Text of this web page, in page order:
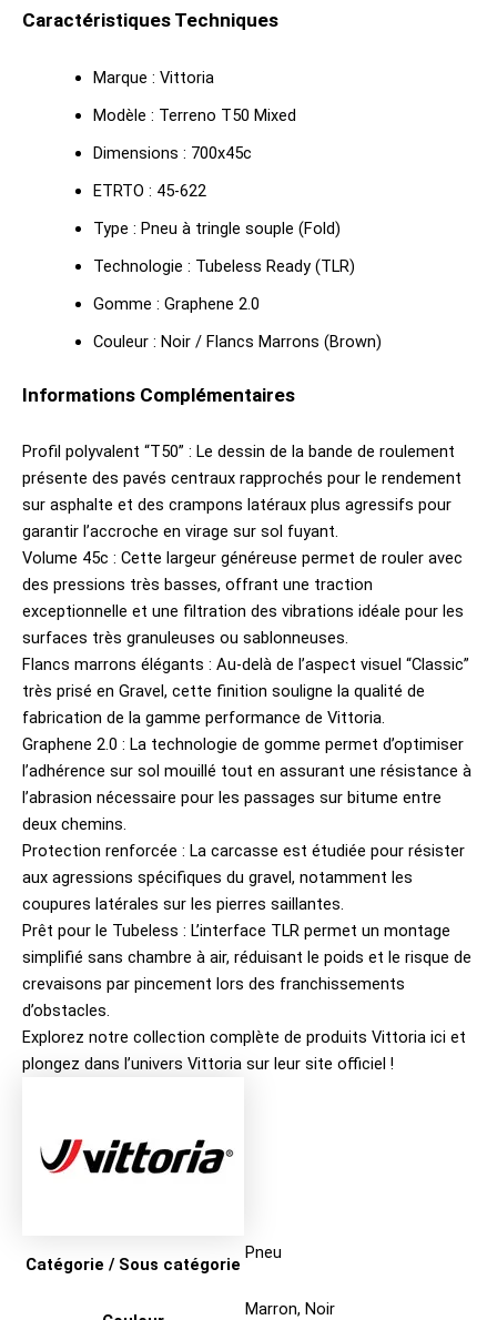
Caractéristiques Techniques
Marque : Vittoria
Modèle : Terreno T50 Mixed
Dimensions : 700x45c
ETRTO : 45-622
Type : Pneu à tringle souple (Fold)
Technologie : Tubeless Ready (TLR)
Gomme : Graphene 2.0
Couleur : Noir / Flancs Marrons (Brown)
Informations Complémentaires
Profil polyvalent “T50” : Le dessin de la bande de roulement
présente des pavés centraux rapprochés pour le rendement
sur asphalte et des crampons latéraux plus agressifs pour
garantir l’accroche en virage sur sol fuyant.
Volume 45c : Cette largeur généreuse permet de rouler avec
des pressions très basses, offrant une traction
exceptionnelle et une filtration des vibrations idéale pour les
surfaces très granuleuses ou sablonneuses.
Flancs marrons élégants : Au-delà de l’aspect visuel “Classic”
très prisé en Gravel, cette finition souligne la qualité de
fabrication de la gamme performance de Vittoria.
Graphene 2.0 : La technologie de gomme permet d’optimiser
l’adhérence sur sol mouillé tout en assurant une résistance à
l’abrasion nécessaire pour les passages sur bitume entre
deux chemins.
Protection renforcée : La carcasse est étudiée pour résister
aux agressions spécifiques du gravel, notamment les
coupures latérales sur les pierres saillantes.
Prêt pour le Tubeless : L’interface TLR permet un montage
simplifié sans chambre à air, réduisant le poids et le risque de
crevaisons par pincement lors des franchissements
d’obstacles.
Explorez notre collection complète de produits Vittoria ici et
plongez dans l’univers Vittoria sur leur site officiel !
Catégorie / Sous catégorie
Pneu
Marron, Noir